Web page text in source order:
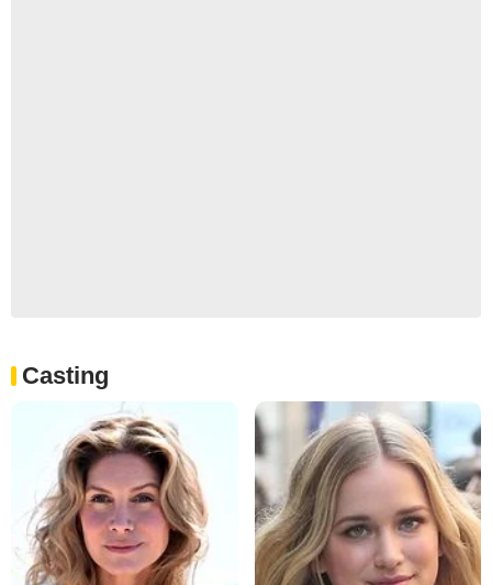
Casting